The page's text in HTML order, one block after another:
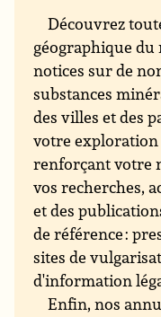
Découvrez
géographique du
notices sur de
substances
des villes et des
votre
renforçant votre
vos recherches,
et des
de référence :
sites de
d'information
Enfin, nos